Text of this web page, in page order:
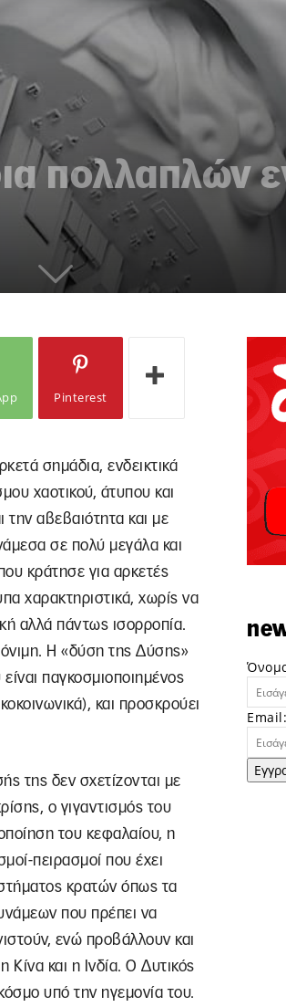
πολλαπλών
Pinterest
σημάδια, ενδεικτικά
χαοτικού, άτυπου και
την αβεβαιότητα και με
σε πολύ μεγάλα και
κράτησε για αρκετές
χαρακτηριστικά, χωρίς να
αλλά πάντως ισορροπία.
Η «δύση της Δύσης»
παγκοσμιοποιημένος
και προσκρούει
της δεν σχετίζονται με
ο γιγαντισμός του
του κεφαλαίου, η
πειρασμοί που έχει
κρατών όπως τα
που πρέπει να
ενώ προβάλλουν και
Κίνα και η Ινδία. Ο Δυτικός
υπό την ηγεμονία του.
Email: